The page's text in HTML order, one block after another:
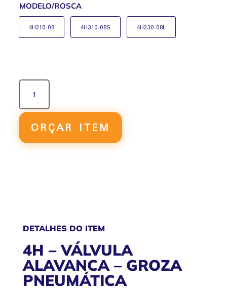
MODELO/ROSCA
4H210-08 4H310-08S 4H230-08L
4H
VÁLVULA
ALAVANCA
QUANTIDADE
ORÇAR ITEM
DETALHES DO ITEM
4H – VÁLVULA
ALAVANCA – GROZA
PNEUMÁTICA